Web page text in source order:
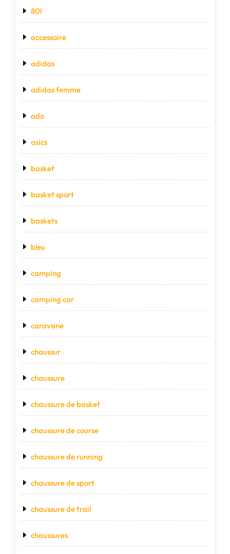
80l
accessoire
adidas
adidas femme
ado
asics
basket
basket sport
baskets
bleu
camping
camping car
caravane
chaussur
chaussure
chaussure de basket
chaussure de course
chaussure de running
chaussure de sport
chaussure de trail
chaussures